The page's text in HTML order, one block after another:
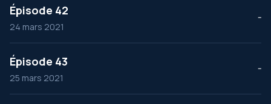
Épisode 42
24 mars 2021
--
Épisode 43
25 mars 2021
--